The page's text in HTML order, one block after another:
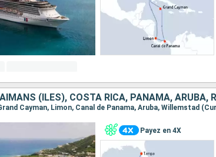
Cayman, Limon, Canal de Panama, Aruba, Willemstad
Payez en 4X